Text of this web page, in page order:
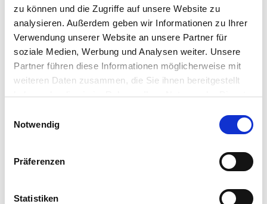
zu können und die Zugriffe auf unsere Website zu
analysieren. Außerdem geben wir Informationen zu Ihrer
Verwendung unserer Website an unsere Partner für
soziale Medien, Werbung und Analysen weiter. Unsere
Partner führen diese Informationen möglicherweise mit
weiteren Daten zusammen, die Sie ihnen bereitgestellt
haben oder die sie im Rahmen Ihrer Nutzung der Dienste
Notwendig
Präferenzen
Statistiken